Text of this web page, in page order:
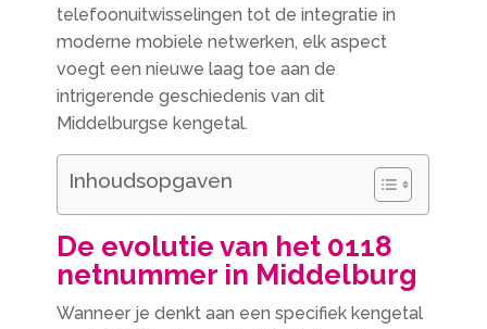
telefoonuitwisselingen tot de integratie in
moderne mobiele netwerken, elk aspect
voegt een nieuwe laag toe aan de
intrigerende geschiedenis van dit
Middelburgse kengetal.
Inhoudsopgaven
De evolutie van het 0118
netnummer in Middelburg
Wanneer je denkt aan een specifiek kengetal